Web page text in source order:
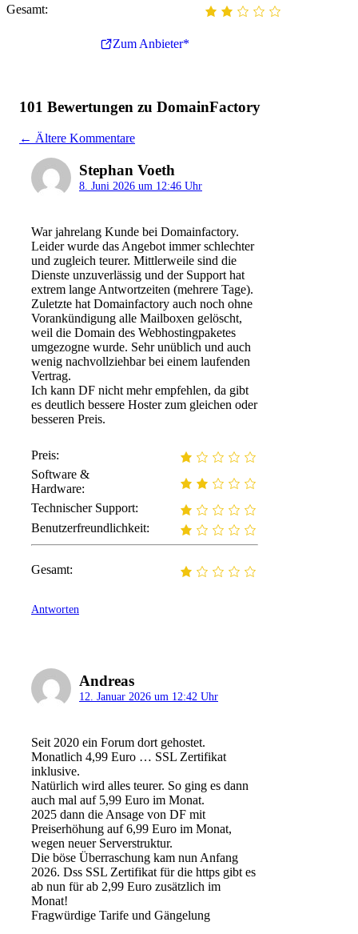
Gesamt:
Zum Anbieter*
101 Bewertungen zu DomainFactory
Kommentarnavigation
← Ältere Kommentare
Stephan Voeth
8. Juni 2026 um 12:46 Uhr
War jahrelang Kunde bei Domainfactory.
Leider wurde das Angebot immer schlechter
und zugleich teurer. Mittlerweile sind die
Dienste unzuverlässig und der Support hat
extrem lange Antwortzeiten (mehrere Tage).
Zuletzte hat Domainfactory auch noch ohne
Vorankündigung alle Mailboxen gelöscht,
weil die Domain des Webhostingpaketes
umgezogne wurde. Sehr unüblich und auch
wenig nachvollziehbar bei einem laufenden
Vertrag.
Ich kann DF nicht mehr empfehlen, da gibt
es deutlich bessere Hoster zum gleichen oder
besseren Preis.
Preis:
Software &
Hardware:
Technischer Support:
Benutzerfreundlichkeit:
Gesamt:
Antworten
Andreas
12. Januar 2026 um 12:42 Uhr
Seit 2020 ein Forum dort gehostet.
Monatlich 4,99 Euro … SSL Zertifikat
inklusive.
Natürlich wird alles teurer. So ging es dann
auch mal auf 5,99 Euro im Monat.
2025 dann die Ansage von DF mit
Preiserhöhung auf 6,99 Euro im Monat,
wegen neuer Serverstruktur.
Die böse Überraschung kam nun Anfang
2026. Dss SSL Zertifikat für die https gibt es
ab nun für ab 2,99 Euro zusätzlich im
Monat!
Fragwürdige Tarife und Gängelung